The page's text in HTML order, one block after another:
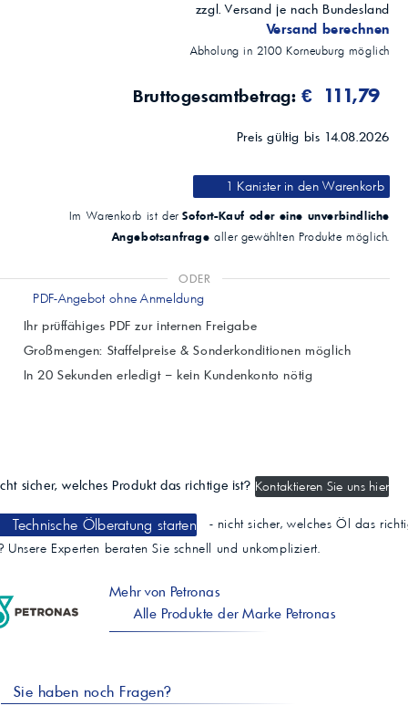
zzgl. Versand je nach Bundesland
Versand berechnen
Abholung in2100 Korneuburg möglich
Bruttogesamtbetrag:€ 111,79
Preis gültig bis 14.08.2026
1 Kanisterin den Warenkorb
Im Warenkorb ist derSofort-Kauf oder eine unverbindliche
Angebotsanfrage aller gewählten Produkte möglich.
ODER
PDF-Angebot ohne Anmeldung
Ihr prüffähiges PDF zur internen Freigabe
Großmengen: Staffelpreise & Sonderkonditionen möglich
In 20 Sekunden erledigt – kein Kundenkonto nötig
sicher, welches Produkt das richtige ist? Kontaktieren Sie uns hier
Technische Ölberatung starten
- nicht sicher, welches Öl das
Unsere Experten beraten Sie schnell und unkompliziert.
Mehr von Petronas
Alle Produkte der Marke Petronas
Sie haben noch Fragen?